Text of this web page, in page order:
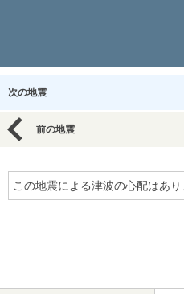
次の地震
前の地震
この地震による津波の心配はあり